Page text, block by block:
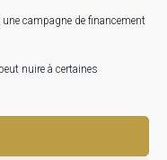
campagne de financement
nuire à certaines
2026
la santé mentale –